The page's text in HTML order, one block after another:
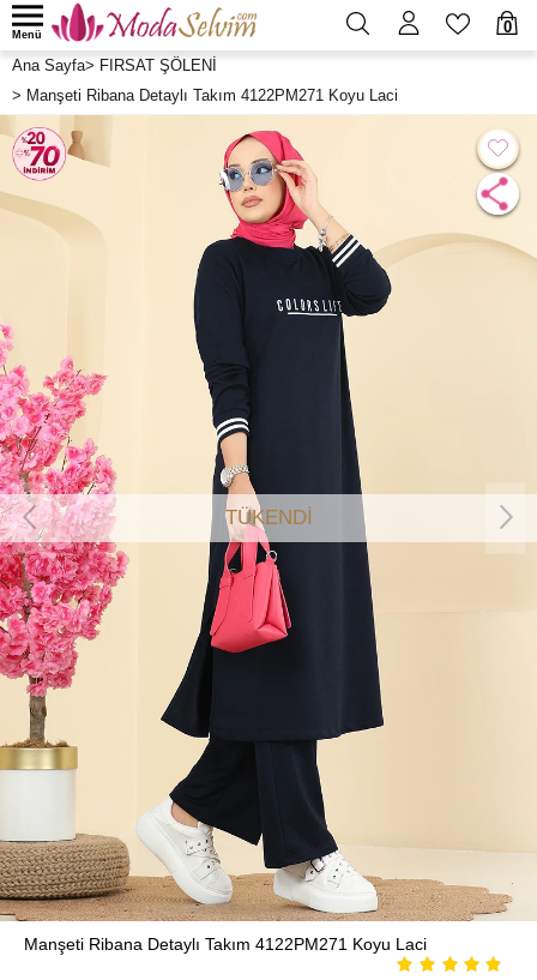
0
Menü
Ana Sayfa> FIRSAT ŞÖLENİ
> Manşeti Ribana Detaylı Takım 4122PM271 Koyu Laci
TÜKENDİ
Manşeti Ribana Detaylı Takım 4122PM271 Koyu Laci